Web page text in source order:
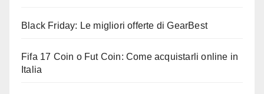
Black Friday: Le migliori offerte di GearBest
Fifa 17 Coin o Fut Coin: Come acquistarli online in
Italia